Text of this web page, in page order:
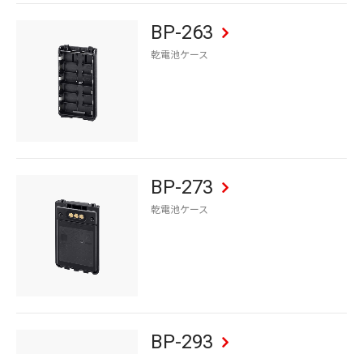
BP-263
乾電池ケース
BP-273
乾電池ケース
BP-293